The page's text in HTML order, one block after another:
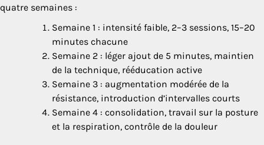
quatre semaines :
Semaine 1 : intensité faible, 2–3 sessions, 15–20
minutes chacune
Semaine 2 : léger ajout de 5 minutes, maintien
de la technique, rééducation active
Semaine 3 : augmentation modérée de la
résistance, introduction d’intervalles courts
Semaine 4 : consolidation, travail sur la posture
et la respiration, contrôle de la douleur